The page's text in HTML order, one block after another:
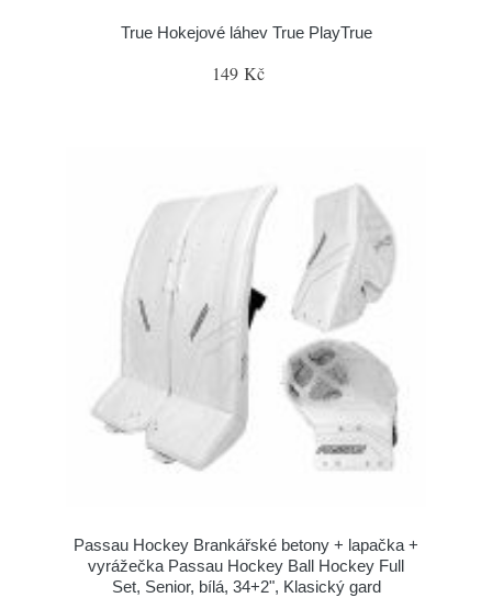
True Hokejové láhev True PlayTrue
149 Kč
Passau Hockey Brankářské betony + lapačka +
vyrážečka Passau Hockey Ball Hockey Full
Set, Senior, bílá, 34+2", Klasický gard